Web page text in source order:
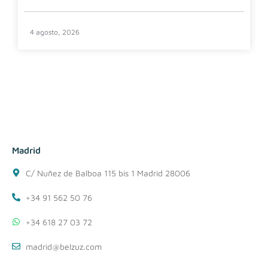
4 agosto, 2026
Madrid
C/ Nuñez de Balboa 115 bis 1 Madrid 28006
+34 91 562 50 76
+34 618 27 03 72
madrid@belzuz.com